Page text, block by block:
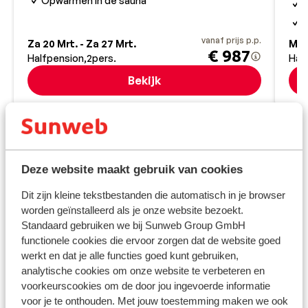
Deze website maakt gebruik van cookies
Dit zijn kleine tekstbestanden die automatisch in je browser
worden geïnstalleerd als je onze website bezoekt.
Standaard gebruiken we bij Sunweb Group GmbH
functionele cookies die ervoor zorgen dat de website goed
werkt en dat je alle functies goed kunt gebruiken,
analytische cookies om onze website te verbeteren en
voorkeurscookies om de door jou ingevoerde informatie
voor je te onthouden. Met jouw toestemming maken we ook
Za 20 Mrt. - Za 27 Mrt.
Halfpension 2pers.
vanaf prijs p.p.
€ 987
Bekijk
Ma
Bestemmingen